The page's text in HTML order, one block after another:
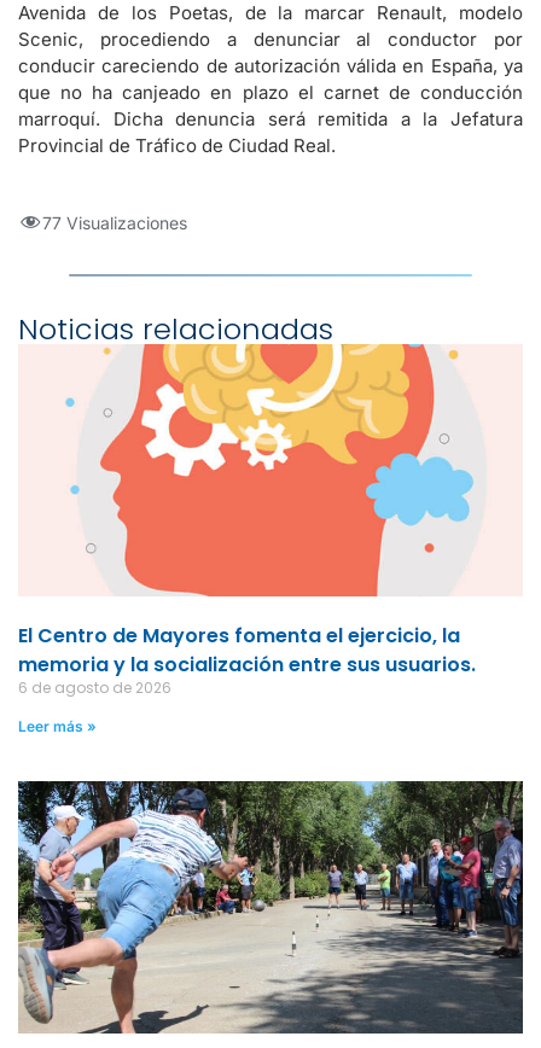
Avenida de los Poetas, de la marcar Renault, modelo
Scenic, procediendo a denunciar al conductor por
conducir careciendo de autorización válida en España, ya
que no ha canjeado en plazo el carnet de conducción
marroquí. Dicha denuncia será remitida a la Jefatura
Provincial de Tráfico de Ciudad Real.
77 Visualizaciones
Noticias relacionadas
El Centro de Mayores fomenta el ejercicio, la
memoria y la socialización entre sus usuarios.
6 de agosto de 2026
Leer más »